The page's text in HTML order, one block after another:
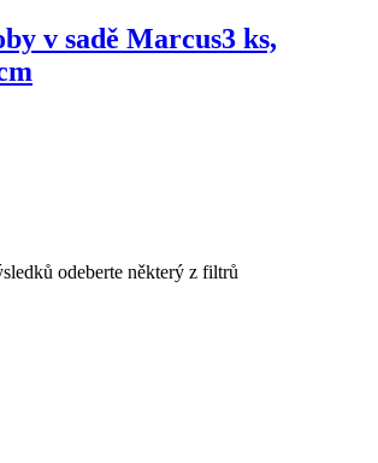
v sadě Marcus3 ks,
odeberte některý z filtrů